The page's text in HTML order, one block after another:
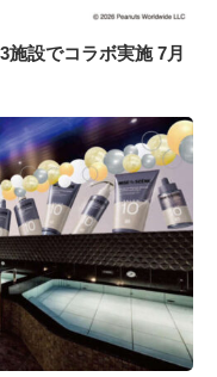
設でコラボ実施 7月